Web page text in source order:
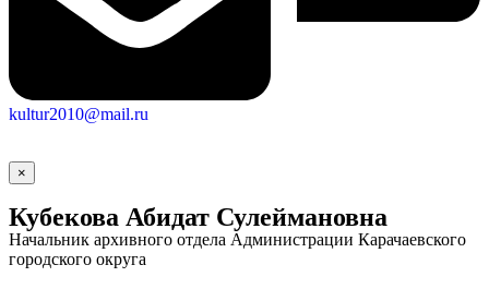
kultur2010@mail.ru
×
Кубекова Абидат Сулеймановна
Начальник архивного отдела Администрации Карачаевского
городского округа